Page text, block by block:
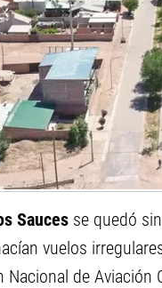
Sauces se quedó sin
vuelos
de